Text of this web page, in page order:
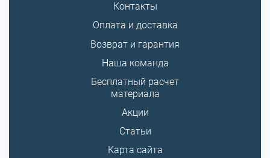
Контакты
Оплата и доставка
Возврат и гарантия
Наша команда
Бесплатный расчет
материала
Акции
Статьи
Карта сайта